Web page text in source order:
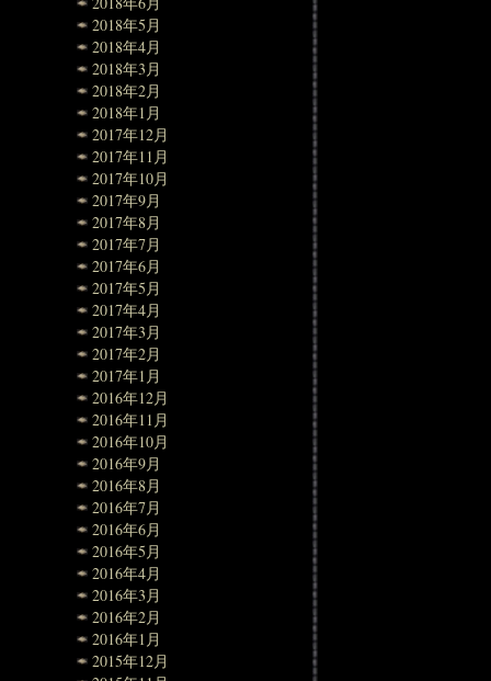
2018年5月
2018年4月
2018年3月
2018年2月
2018年1月
2017年12月
2017年11月
2017年10月
2017年9月
2017年8月
2017年7月
2017年6月
2017年5月
2017年4月
2017年3月
2017年2月
2017年1月
2016年12月
2016年11月
2016年10月
2016年9月
2016年8月
2016年7月
2016年6月
2016年5月
2016年4月
2016年3月
2016年2月
2016年1月
2015年12月